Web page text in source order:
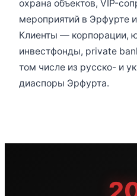
охрана объектов, VIP-
мероприятий в Эрфурте
Клиенты — корпорации,
инвестфонды, private
том числе из русско- и
диаспоры Эрфурта.